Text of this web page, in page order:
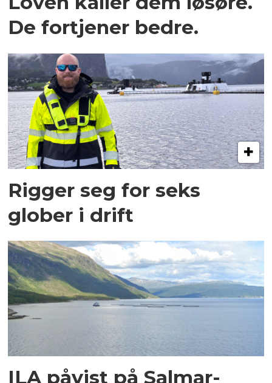
De fortjener bedre.
Rigger seg for seks
glober i drift
ILA påvist på Salmar-